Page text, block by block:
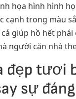
họa hình hình
trong màu
giúp hồ hết
người căn nhà
đẹp tươi
sự